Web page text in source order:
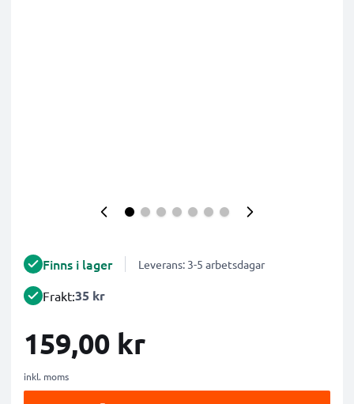
Finns i lager Leverans: 3-5 arbetsdagar
Frakt:35 kr
159,00 kr
inkl. moms